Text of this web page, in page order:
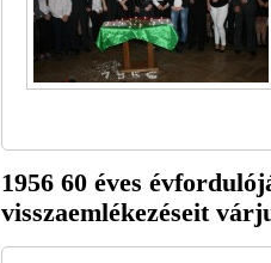
1956 60 éves
visszaemlékezéseit